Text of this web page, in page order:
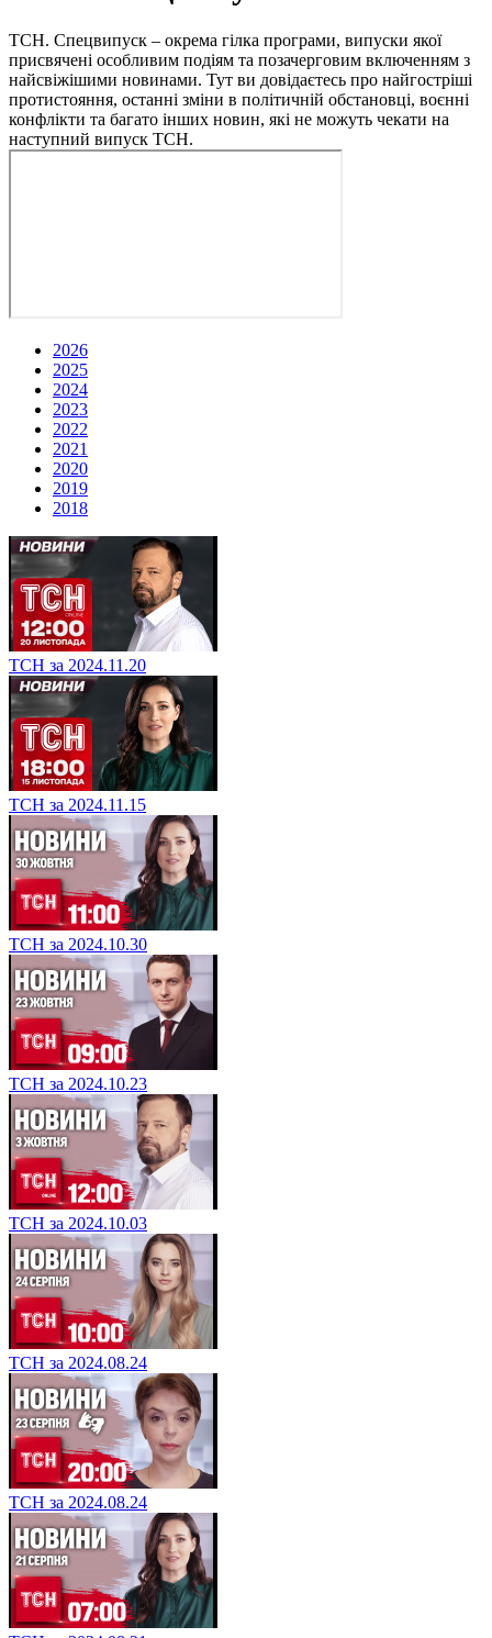
ТСН. Спецвипуск – окрема гілка програми, випуски якої
присвячені особливим подіям та позачерговим включенням з
найсвіжішими новинами. Тут ви довідаєтесь про найгостріші
протистояння, останні зміни в політичній обстановці, воєнні
конфлікти та багато інших новин, які не можуть чекати на
наступний випуск ТСН.
2026
2025
2024
2023
2022
2021
2020
2019
2018
ТСН за 2024.11.20
ТСН за 2024.11.15
ТСН за 2024.10.30
ТСН за 2024.10.23
ТСН за 2024.10.03
ТСН за 2024.08.24
ТСН за 2024.08.24